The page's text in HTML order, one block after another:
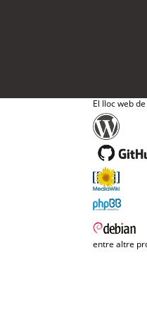
El lloc web
entre altre